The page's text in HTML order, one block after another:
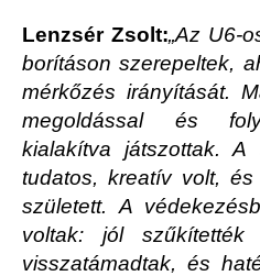
Lenzsér Zsolt:„Az U6-
borításon szerepeltek,
mérkőzés irányítását.
megoldással és
kialakítva játszottak. A
tudatos, kreatív volt,
született. A
voltak: jól szűkítették
visszatámadtak, és